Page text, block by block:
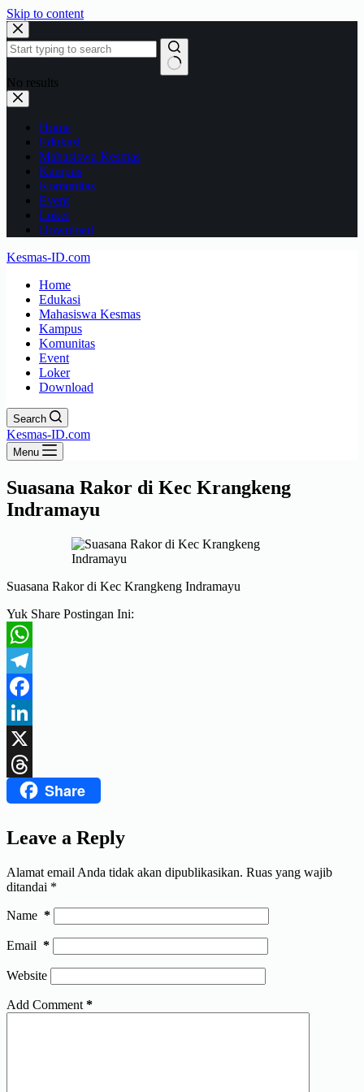
Skip to content
No results
Home
Edukasi
Mahasiswa Kesmas
Kampus
Komunitas
Event
Loker
Download
Kesmas-ID.com
Home
Edukasi
Mahasiswa Kesmas
Kampus
Komunitas
Event
Loker
Download
Search
Kesmas-ID.com
Menu
Suasana Rakor di Kec Krangkeng
Indramayu
Suasana Rakor di Kec Krangkeng Indramayu
Yuk Share Postingan Ini:
WhatsApp
Telegram
Facebook
LinkedIn
X
ThreadsShare
Leave a Reply
Alamat email Anda tidak akan dipublikasikan. Ruas yang wajib
ditandai *
Name *
Email *
Website
Add Comment *